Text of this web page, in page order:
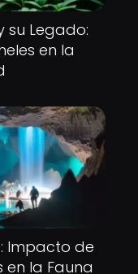
su Legado:
en la
Impacto de
en la Fauna